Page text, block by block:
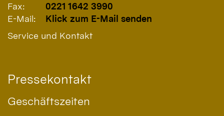
Fax:
0221 1642 3990
E-Mail:
Klick zum E-Mail senden
Service und Kontakt
Pressekontakt
Geschäftszeiten